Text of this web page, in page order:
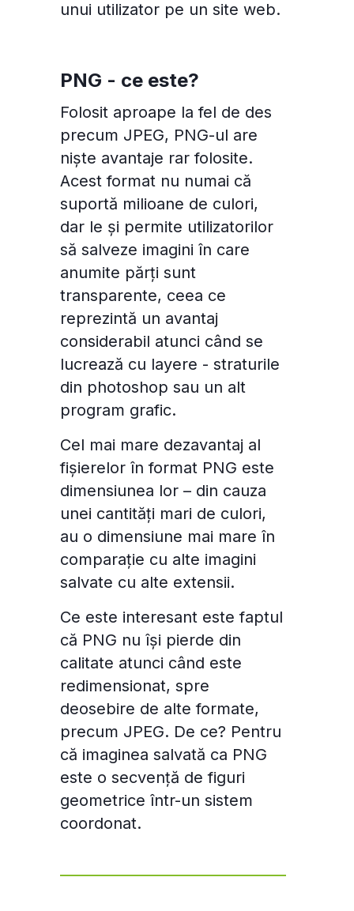
unui utilizator pe un site web.
PNG - ce este?
Folosit aproape la fel de des
precum JPEG, PNG-ul are
niște avantaje rar folosite.
Acest format nu numai că
suportă milioane de culori,
dar le și permite utilizatorilor
să salveze imagini în care
anumite părți sunt
transparente, ceea ce
reprezintă un avantaj
considerabil atunci când se
lucrează cu layere - straturile
din photoshop sau un alt
program grafic.
Cel mai mare dezavantaj al
fișierelor în format PNG este
dimensiunea lor – din cauza
unei cantități mari de culori,
au o dimensiune mai mare în
comparație cu alte imagini
salvate cu alte extensii.
Ce este interesant este faptul
că PNG nu își pierde din
calitate atunci când este
redimensionat, spre
deosebire de alte formate,
precum JPEG. De ce? Pentru
că imaginea salvată ca PNG
este o secvență de figuri
geometrice într-un sistem
coordonat.
Consimțământul pentru cookie-uri
Cookie-urile sunt fișiere mici de date stocate pe
dispozitivul dvs. în timp ce navigați pe site-uri
web. Le utilizăm pentru a îmbunătăți
funcționalitatea site-ului, personaliza conținutul
și a analiza traficul pe site.
Personalizează